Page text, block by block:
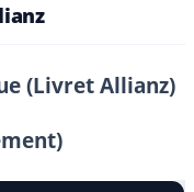
(Livret Allianz)